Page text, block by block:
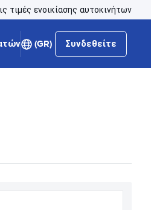
τιμές ενοικίασης αυτοκινήτων
(GR) Συνδεθείτε